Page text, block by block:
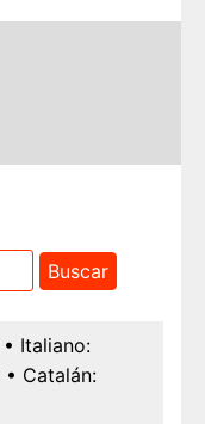
• Italiano:
• Catalán: